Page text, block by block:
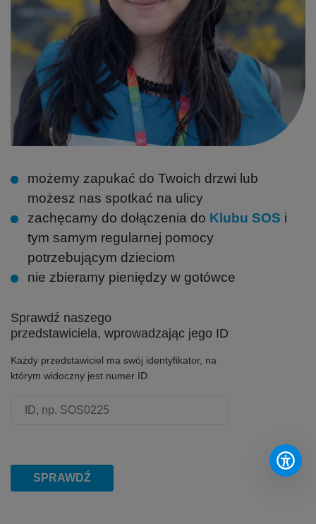
możemy zapukać do Twoich drzwi lub
możesz nas spotkać na ulicy
zachęcamy do dołączenia do Klubu SOS i
tym samym regularnej pomocy
potrzebującym dzieciom
nie zbieramy pieniędzy w gotówce
Sprawdź naszego
przedstawiciela, wprowadzając jego ID
Każdy przedstawiciel ma swój identyfikator, na
którym widoczny jest numer ID.
SPRAWDŹ